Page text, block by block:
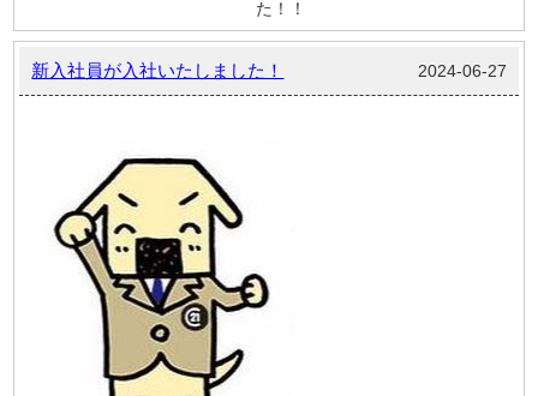
た！！
新入社員が入社いたしました！ 2024-06-27